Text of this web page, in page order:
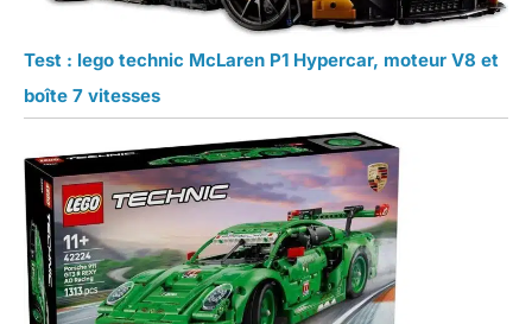
Test : lego technic McLaren P1 Hypercar, moteur V8 et
boîte 7 vitesses